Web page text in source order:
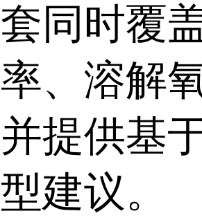
套同时覆
率、溶解
并提供基
型建议。